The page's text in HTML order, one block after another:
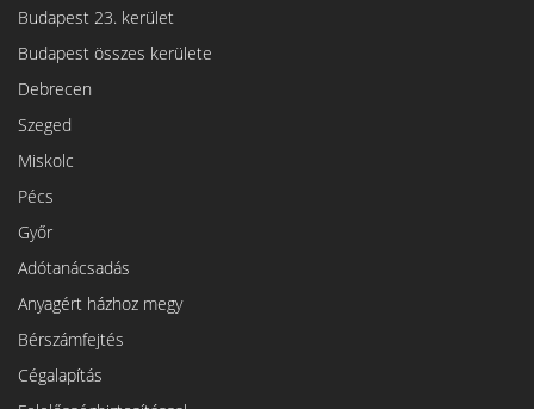
Budapest 23. kerület
Budapest összes kerülete
Debrecen
Szeged
Miskolc
Pécs
Győr
Adótanácsadás
Anyagért házhoz megy
Bérszámfejtés
Cégalapítás